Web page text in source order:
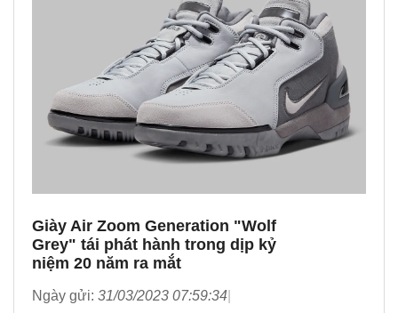
Giày Air Zoom Generation "Wolf
Grey" tái phát hành trong dịp kỷ
niệm 20 năm ra mắt
Ngày gửi: 31/03/2023 07:59:34